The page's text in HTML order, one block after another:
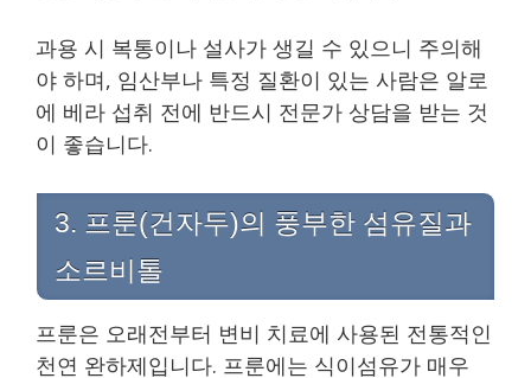
과용 시 복통이나 설사가 생길 수 있으니 주의해
야 하며, 임산부나 특정 질환이 있는 사람은 알로
에 베라 섭취 전에 반드시 전문가 상담을 받는 것
이 좋습니다.
3. 프룬(건자두)의 풍부한 섬유질과
소르비톨
프룬은 오래전부터 변비 치료에 사용된 전통적인
천연 완하제입니다. 프룬에는 식이섬유가 매우